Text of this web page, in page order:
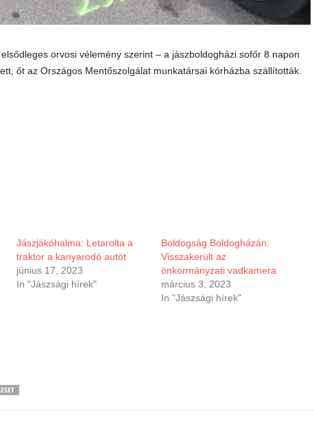
orvosi vélemény szerint – a jászboldogházi sofőr 8 napon
őt az Országos Mentőszolgálat munkatársai kórházba szállították.
Jászjákóhalma: Letarolta a
traktor a kanyarodó autót
június 17, 2023
In "Jászsági hírek"
Boldogság Boldogházán:
Visszakerült az
önkormányzati vadkamera
március 3, 2023
In "Jászsági hírek"